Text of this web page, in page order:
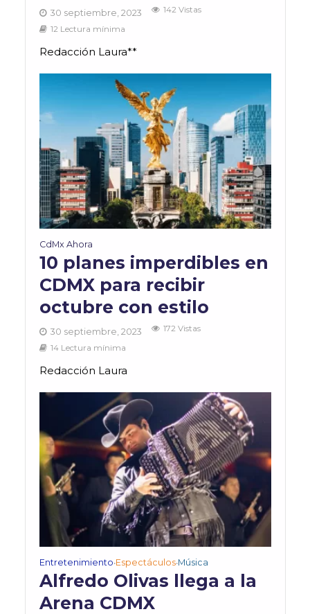
30 septiembre, 2023
142 Vistas
12 Lectura mínima
Redacción Laura**
CdMx Ahora
10 planes imperdibles en
CDMX para recibir
octubre con estilo
30 septiembre, 2023
172 Vistas
14 Lectura mínima
Redacción Laura
Entretenimiento•Espectáculos•Música
Alfredo Olivas llega a la
Arena CDMX